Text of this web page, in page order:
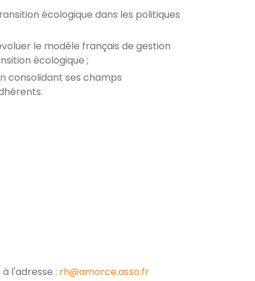
écologique dans les politiques
le modèle français de gestion
écologique ;
consolidant ses champs
l'adresse : rh@amorce.asso.fr